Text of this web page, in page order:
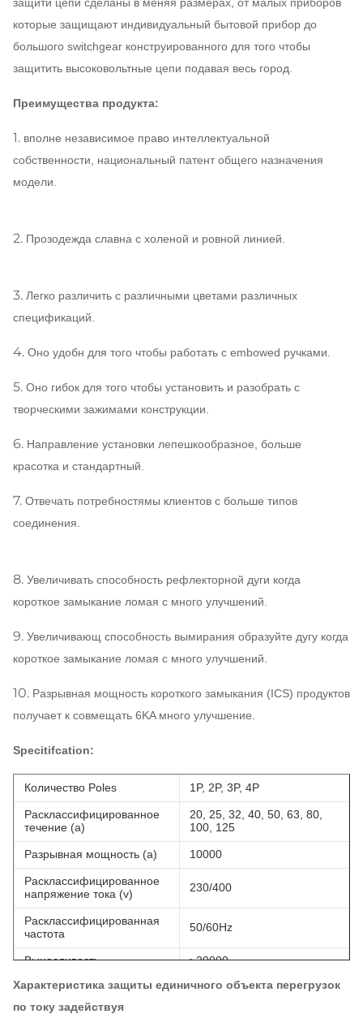
которые защищают индивидуальный бытовой прибор до
большого switchgear конструированного для того чтобы
защитить высоковольтные цепи подавая весь город.
Преимущества продукта:
1. вполне независимое право интеллектуальной
собственности, национальный патент общего назначения
модели.
2. Прозодежда славна с холеной и ровной линией.
3. Легко различить с различными цветами различных
спецификаций.
4. Оно удобн для того чтобы работать с embowed ручками.
5. Оно гибок для того чтобы установить и разобрать с
творческими зажимами конструкции.
6. Направление установки лепешкообразное, больше
красотка и стандартный.
7. Отвечать потребностямы клиентов с больше типов
соединения.
8. Увеличивать способность рефлекторной дуги когда
короткое замыкание ломая с много улучшений.
9. Увеличивающ способность вымирания образуйте дугу когда
короткое замыкание ломая с много улучшений.
10. Разрывная мощность короткого замыкания (ICS) продуктов
получает к совмещать 6KA много улучшение.
Specitifcation:
Количество Poles 1P, 2P, 3P, 4P
Расклассифицированное
течение (a)
20, 25, 32, 40, 50, 63, 80,
100, 125
Разрывная мощность (a) 10000
Расклассифицированное
напряжение тока (v)
230/400
Расклассифицированная
частота
50/60Hz
Выносливость ≥20000
Температура
обстоятельства
Характеристика защиты единичного объекта перегрузок
по току задействуя